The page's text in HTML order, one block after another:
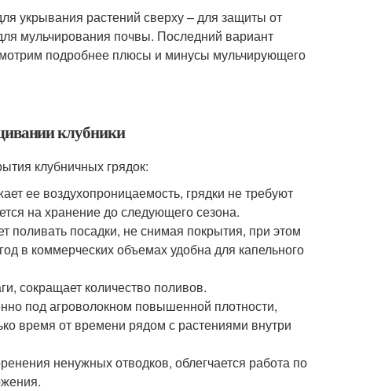
укрывания растений сверху – для защиты от
мульчирования почвы. Последний вариант
подробнее плюсы и минусы мульчирующего
клубники
клубничных грядок:
ее воздухопроницаемость, грядки не требуют
на хранение до следующего сезона.
поливать посадки, не снимая покрытия, при этом
в коммерческих объемах удобна для капельного
сокращает количество поливов.
под агроволокном повышенной плотности,
время от времени рядом с растениями внутри
ненужных отводков, облегчается работа по